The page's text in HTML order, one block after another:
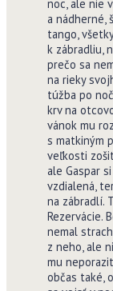
noc, ale nie
a nádherné,
tango,
k zábradliu,
prečo sa
na rieky
túžba po
krv na
vánok mu
s matkiným
veľkosti
ale Gaspar
vzdialená,
na zábradlí.
Rezervácie.
nemal
z neho, ale
mu
občas také,